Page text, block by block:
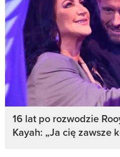
16 lat po rozwodzie
Kayah: „Ja cię zawsze